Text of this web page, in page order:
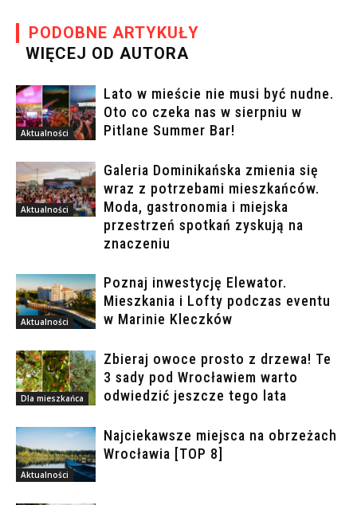
PODOBNE ARTYKUŁY
WIĘCEJ OD AUTORA
Aktualności
Lato w mieście nie musi być nudne.
Oto co czeka nas w sierpniu w
Pitlane Summer Bar!
Aktualności
Galeria Dominikańska zmienia się
wraz z potrzebami mieszkańców.
Moda, gastronomia i miejska
przestrzeń spotkań zyskują na
znaczeniu
Aktualności
Poznaj inwestycję Elewator.
Mieszkania i Lofty podczas eventu
w Marinie Kleczków
Dla mieszkańca
Zbieraj owoce prosto z drzewa! Te
3 sady pod Wrocławiem warto
odwiedzić jeszcze tego lata
Aktualności
Najciekawsze miejsca na obrzeżach
Wrocławia [TOP 8]